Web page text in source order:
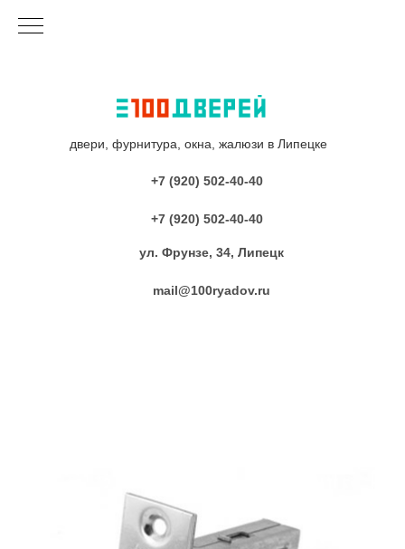
двери, фурнитура, окна, жалюзи в Липецке
+7 (920) 502-40-40
+7 (920) 502-40-40
ул. Фрунзе, 34, Липецк
mail@100ryadov.ru